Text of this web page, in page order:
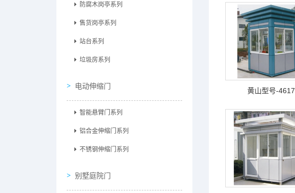
防腐木岗亭系列
售货岗亭系列
站台系列
垃圾房系列
电动伸缩门
智能悬臂门系列
铝合金伸缩门系列
不锈钢伸缩门系列
别墅庭院门
黄山型号-4617